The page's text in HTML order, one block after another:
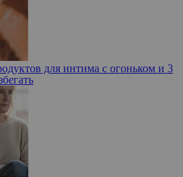
для интима с огоньком и 3